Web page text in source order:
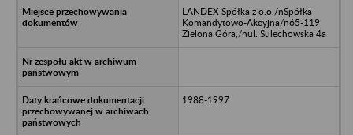
LANDEX Spółka z o.o./nSpółka
Komandytowo-Akcyjna/n65-119
Zielona Góra,/nul. Sulechowska 4a
1988-1997